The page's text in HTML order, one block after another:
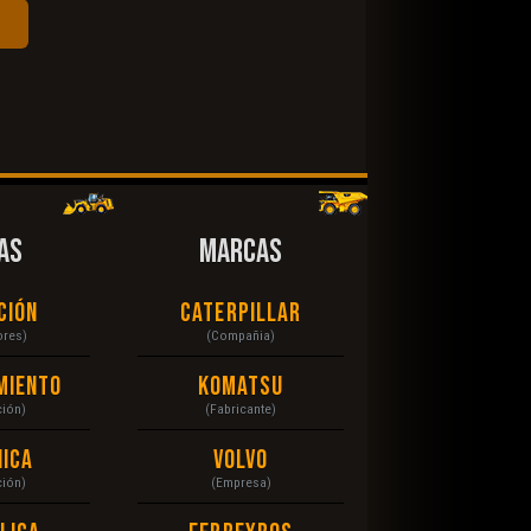
MARCAS
Caterpillar
(Compañia)
Komatsu
(Fabricante)
Volvo
(Empresa)